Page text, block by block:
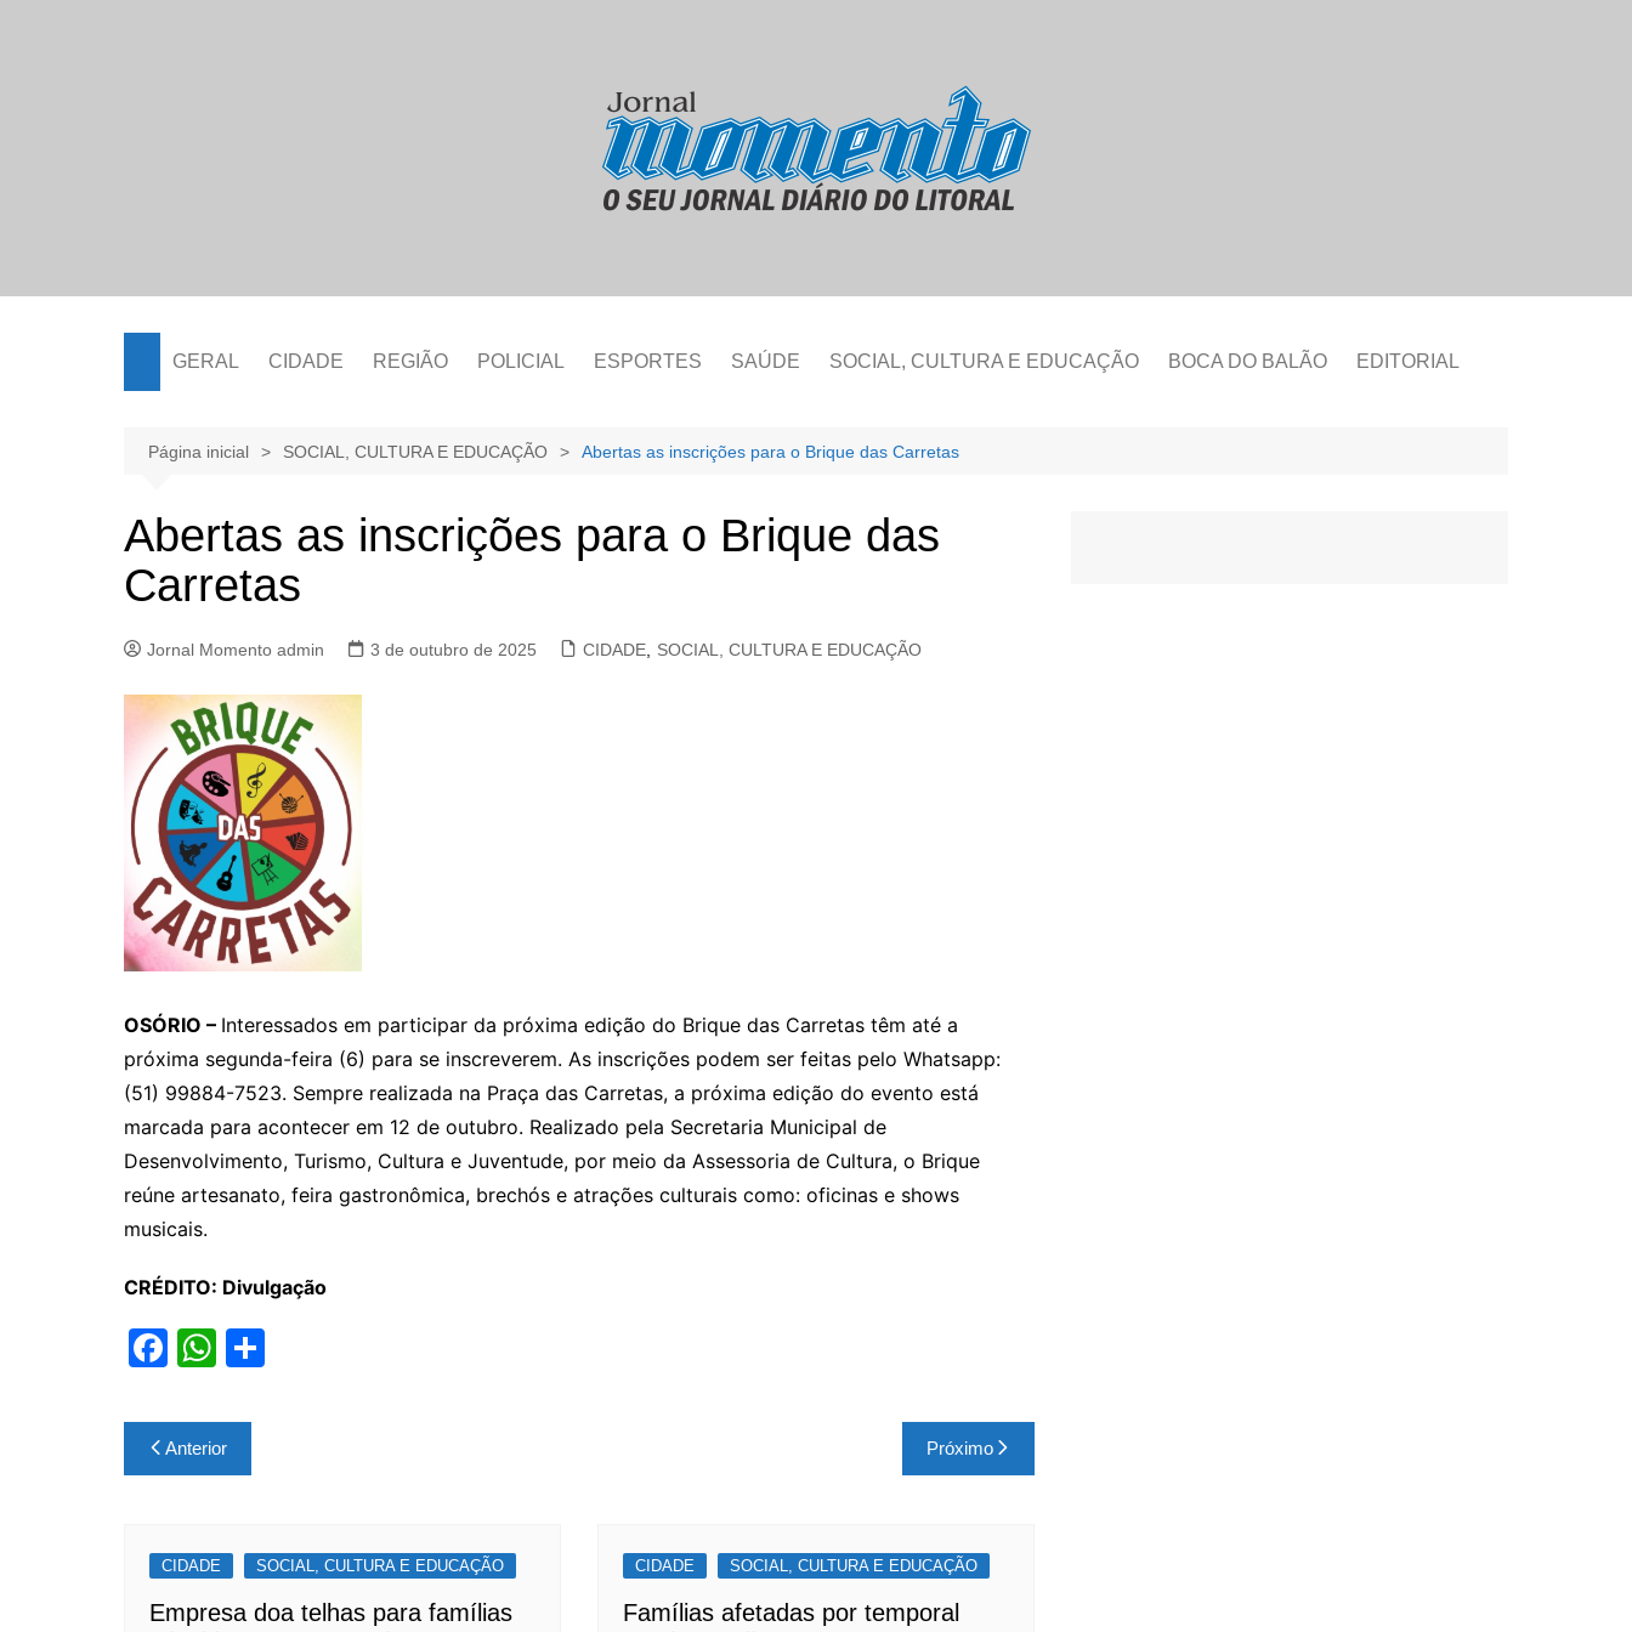
GERAL CIDADE REGIÃO POLICIAL ESPORTES SAÚDE SOCIAL, CULTURA E EDUCAÇÃO BOCA DO BALÃO EDITORIAL
Página inicial SOCIAL, CULTURA E EDUCAÇÃO Abertas as inscrições para o Brique das Carretas
Abertas as inscrições para o Brique das
Carretas
Jornal Momento admin 3 de outubro de 2025 CIDADE SOCIAL, CULTURA E EDUCAÇÃO
OSÓRIO – Interessados em participar da próxima edição do Brique das Carretas têm até a
próxima segunda-feira (6) para se inscreverem. As inscrições podem ser feitas pelo Whatsapp:
(51) 99884-7523. Sempre realizada na Praça das Carretas, a próxima edição do evento está
marcada para acontecer em 12 de outubro. Realizado pela Secretaria Municipal de
Desenvolvimento, Turismo, Cultura e Juventude, por meio da Assessoria de Cultura, o Brique
reúne artesanato, feira gastronômica, brechós e atrações culturais como: oficinas e shows
musicais.
CRÉDITO: Divulgação
F
c
e
o
o
k
W
at
s
p
p
Navegação
de
Anterior Próximo
CIDADE SOCIAL, CULTURA E EDUCAÇÃO
Empresa doa telhas para famílias
CIDADE SOCIAL, CULTURA E EDUCAÇÃO
Famílias afetadas por temporal